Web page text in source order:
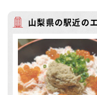
山梨県の駅近の